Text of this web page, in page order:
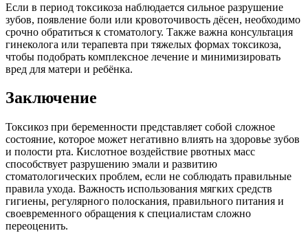
Если в период токсикоза наблюдается сильное разрушение
зубов, появление боли или кровоточивость дёсен, необходимо
срочно обратиться к стоматологу. Также важна консультация
гинеколога или терапевта при тяжелых формах токсикоза,
чтобы подобрать комплексное лечение и минимизировать
вред для матери и ребёнка.
Заключение
Токсикоз при беременности представляет собой сложное
состояние, которое может негативно влиять на здоровье зубов
и полости рта. Кислотное воздействие рвотных масс
способствует разрушению эмали и развитию
стоматологических проблем, если не соблюдать правильные
правила ухода. Важность использования мягких средств
гигиены, регулярного полоскания, правильного питания и
своевременного обращения к специалистам сложно
переоценить.